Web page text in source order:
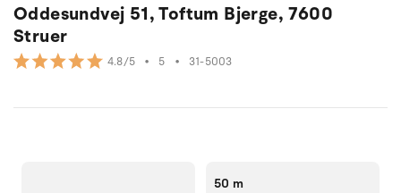
Oddesundvej 51, Toftum Bjerge, 7600
Struer
4.8/5 • 5 • 31-5003
50 m